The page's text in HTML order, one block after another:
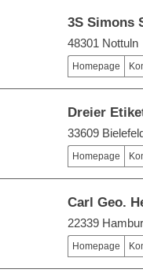
3S Simons
48301 Nottuln
Homepage
Dreier
33609
Homepage
Carl Geo.
22339
Homepage